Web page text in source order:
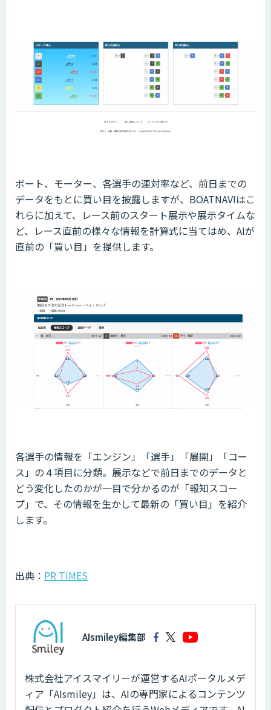
ボート、モーター、各選手の連対率など、前日までの
データをもとに買い目を披露しますが、BOATNAVIはこ
れらに加えて、レース前のスタート展示や展示タイムな
ど、レース直前の様々な情報を計算式に当てはめ、AIが
直前の「買い目」を提供します。
各選手の情報を「エンジン」「選手」「展開」「コー
ス」の４項目に分類。展示などで前日までのデータと
どう変化したのかが一目で分かるのが「報知スコー
プ」で、その情報を生かして最新の「買い目」を紹介
します。
出典： PR TIMES
AIsmiley編集部
株式会社アイスマイリーが運営するAIポータルメデ
ィア「AIsmiley」は、AIの専門家によるコンテンツ